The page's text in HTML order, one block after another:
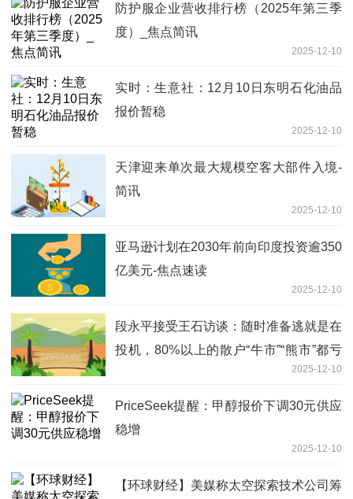
防护服企业营收排行榜（2025年第三季
度）_焦点简讯
2025-12-10
实时：生意社：12月10日东明石化油品
报价暂稳
2025-12-10
天津迎来单次最大规模空客大部件入境-
简讯
2025-12-10
亚马逊计划在2030年前向印度投资逾350
亿美元-焦点速读
2025-12-10
段永平接受王石访谈：随时准备逃就是在
投机，80%以上的散户“牛市”“熊市”都亏
2025-12-10
PriceSeek提醒：甲醇报价下调30元供应
稳增
2025-12-10
【环球财经】美媒称太空探索技术公司筹